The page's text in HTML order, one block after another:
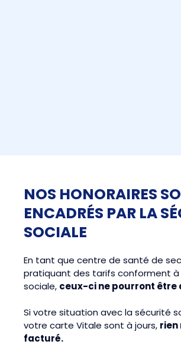
NOS HONORAIRES
ENCADRÉS PAR LA
SOCIALE
En tant que centre de santé de
pratiquant des tarifs conforment à
sociale, ceux-ci ne pourront être
Si votre situation avec la sécurité
votre carte Vitale sont à jours, rien
facturé.